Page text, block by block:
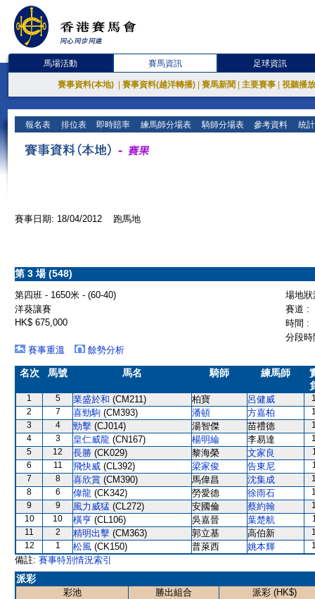
馬場活動 賽馬資訊 足球資訊
賽事資料(本地) 賽事資料(越洋轉播) 賽馬新聞 主要賽事 視聽播
報名表 排位表 即時賠率 練馬師分場表 騎師分場表 參考資料 統
賽事日期: 18/04/2012 跑馬地
第 3 場 (548)
第四班 - 1650米 - (60-40)
場地
洋葵讓賽
賽道 :
HK$ 675,000
時間 :
分段
賽事重溫
餘勢分析
名次 馬號 馬名 騎師 練馬師
1 5 業盛於和 (CM211) 柏寶 呂健威
2
7 喜勁駒 (CM393) 潘頓 方嘉柏
3
4 勁擊 (CJ014) 湯智傑 苗禮德
4
3 皇仁威龍 (CN167) 楊明綸 李易達
5
12 長勝 (CK029) 黎海榮 文家良
6
11 飛快威 (CL392) 梁家俊 告東尼
7
8 喜欣賞 (CM390) 馬偉昌 沈集成
8
6 偉龍 (CK342) 勞愛德 徐雨石
9
9 風力威猛 (CL272) 安國倫 蔡約翰
10
10 橫亨 (CL106) 吳嘉晉 葉楚航
11
2 精明出擊 (CM363) 郭立基 高伯新
12
1 松風 (CK150) 普萊西 姚本輝
備註: 賽事特別情況索引
派彩
彩池 勝出組合
派彩 (HK$)